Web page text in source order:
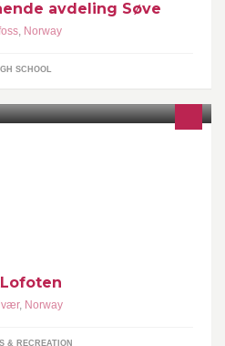
avdeling Søve
, Norway
SCHOOL
, Norway
& RECREATION